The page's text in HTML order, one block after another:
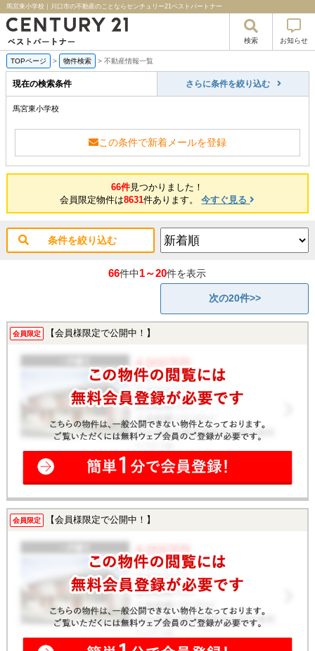
馬宮東小学校｜川口市の不動産のことならセンチュリー21ベストパートナー
検索 お知らせ
TOPページ > 物件検索 > 不動産情報一覧
現在の検索条件 さらに条件を絞り込む
馬宮東小学校
この条件で新着メールを登録
66件見つかりました！
会員限定物件は8631件あります。今すぐ見る
条件を絞り込む
66件中1～20件を表示
次の20件>>
会員限定 【会員様限定で公開中！】
会員限定 【会員様限定で公開中！】